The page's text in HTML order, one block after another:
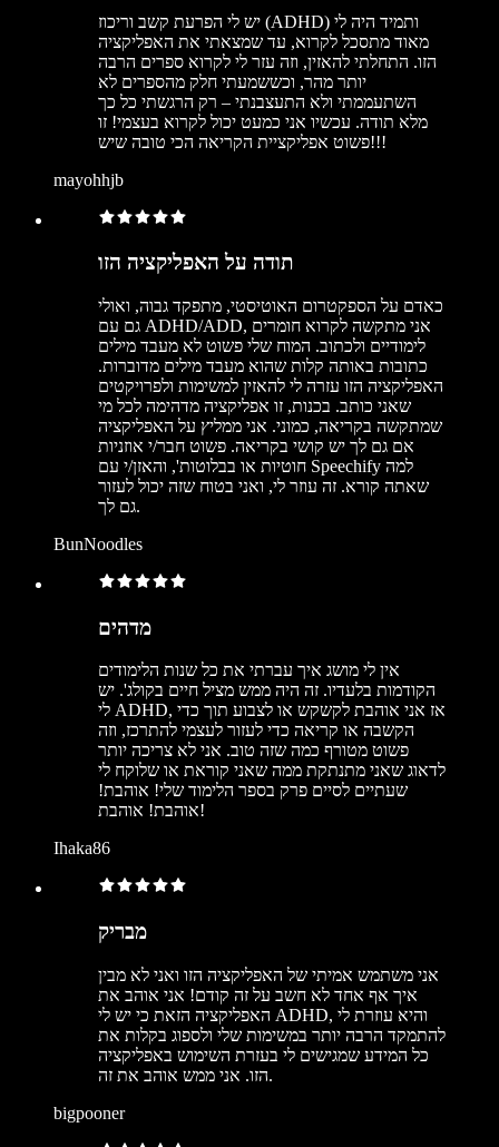
יש לי הפרעת קשב וריכוז (ADHD) ותמיד היה לי
מאוד מתסכל לקרוא, עד שמצאתי את האפליקציה
הזו. התחלתי להאזין, וזה עזר לי לקרוא ספרים הרבה
יותר מהר, וכששמעתי חלק מהספרים לא
השתעממתי ולא התעצבנתי – רק הרגשתי כל כך
מלא תודה. עכשיו אני כמעט יכול לקרוא בעצמי! זו
פשוט אפליקציית הקריאה הכי טובה שיש!!!
mayohhjb
תודה על האפליקציה הזו
כאדם על הספקטרום האוטיסטי, מתפקד גבוה, ואולי
גם עם ADHD/ADD, אני מתקשה לקרוא חומרים
לימודיים ולכתוב. המוח שלי פשוט לא מעבד מילים
כתובות באותה קלות שהוא מעבד מילים מדוברות.
האפליקציה הזו עזרה לי להאזין למשימות ולפרויקטים
שאני כותב. בכנות, זו אפליקציה מדהימה לכל מי
שמתקשה בקריאה, כמוני. אני ממליץ על האפליקציה
אם גם לך יש קושי בקריאה. פשוט חבר/י אוזניות
חוטיות או בבלוטות', והאזן/י עם Speechify למה
שאתה קורא. זה עוזר לי, ואני בטוח שזה יכול לעזור
גם לך.
BunNoodles
מדהים
אין לי מושג איך עברתי את כל שנות הלימודים
הקודמות בלעדיו. זה היה ממש מציל חיים בקולג'. יש
לי ADHD, אז אני אוהבת לקשקש או לצבוע תוך כדי
הקשבה או קריאה כדי לעזור לעצמי להתרכז, וזה
פשוט מטורף כמה שזה טוב. אני לא צריכה יותר
לדאוג שאני מתנתקת ממה שאני קוראת או שלוקח לי
שעתיים לסיים פרק בספר הלימוד שלי! אוהבת!
אוהבת! אוהבת!
Ihaka86
מבריק
אני משתמש אמיתי של האפליקציה הזו ואני לא מבין
איך אף אחד לא חשב על זה קודם! אני אוהב את
האפליקציה הזאת כי יש לי ADHD, והיא עוזרת לי
להתמקד הרבה יותר במשימות שלי ולספוג בקלות את
כל המידע שמגישים לי בעזרת השימוש באפליקציה
הזו. אני ממש אוהב את זה.
bigpooner